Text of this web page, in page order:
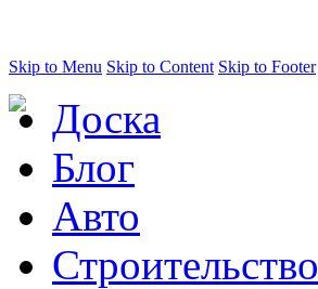
Skip to Menu Skip to Content Skip to Footer
Доска
Блог
Авто
Строительство